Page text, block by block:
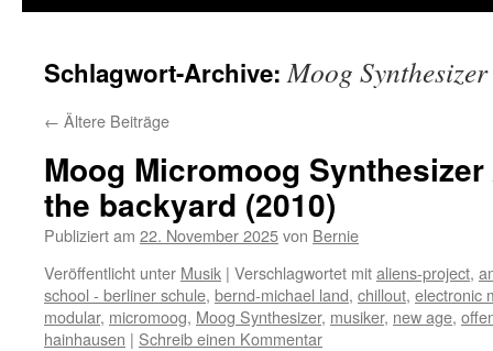
Schlagwort-Archive:Moog Synthesizer
← Ältere Beiträge
Moog Micromoog
the backyard (2010)
Publiziert am 22. November 2025von Bernie
Veröffentlicht unter Musik | Verschlagwortet mitaliens-project,
school - berliner schule, bernd-michael land, chillout, electronic
modular, micromoog, Moog Synthesizer, musiker, new age,
hainhausen | Schreib einen Kommentar